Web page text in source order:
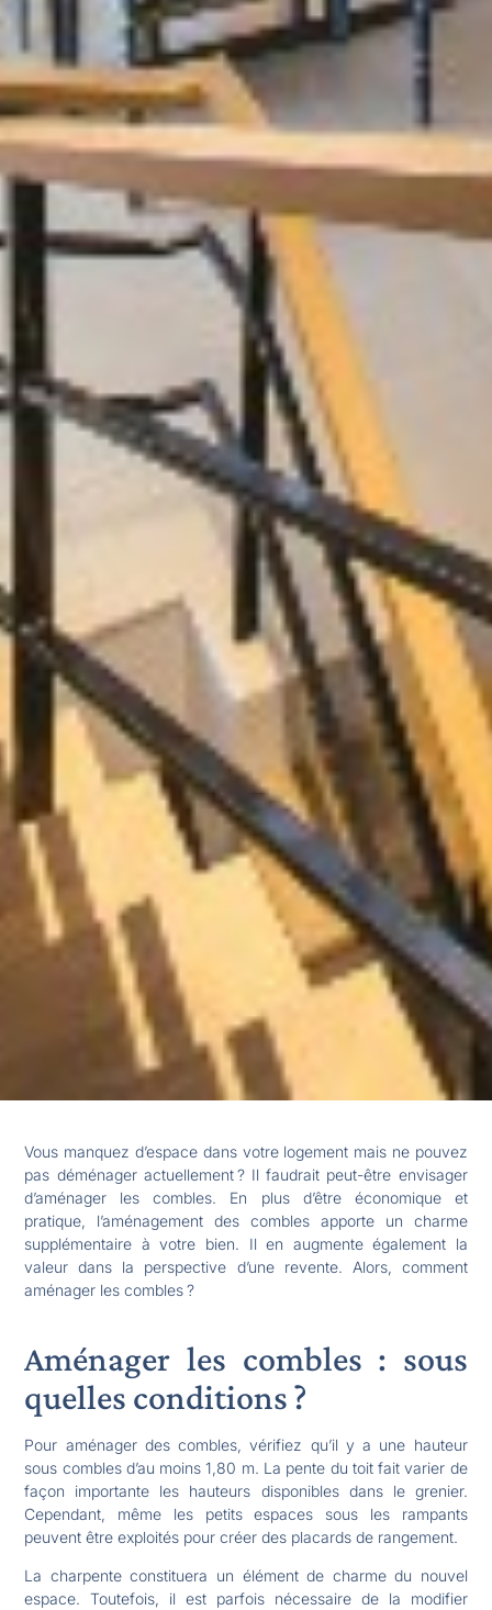
Vous manquez d’espace dans votre logement mais ne pouvez
pas déménager actuellement ? Il faudrait peut-être envisager
d’aménager les combles. En plus d’être économique et
pratique, l’aménagement des combles apporte un charme
supplémentaire à votre bien. Il en augmente également la
valeur dans la perspective d’une revente. Alors, comment
aménager les combles ?
Aménager les combles : sous
quelles conditions ?
Pour aménager des combles, vérifiez qu’il y a une hauteur
sous combles d’au moins 1,80 m. La pente du toit fait varier de
façon importante les hauteurs disponibles dans le grenier.
Cependant, même les petits espaces sous les rampants
peuvent être exploités pour créer des placards de rangement.
La charpente constituera un élément de charme du nouvel
espace. Toutefois, il est parfois nécessaire de la modifier